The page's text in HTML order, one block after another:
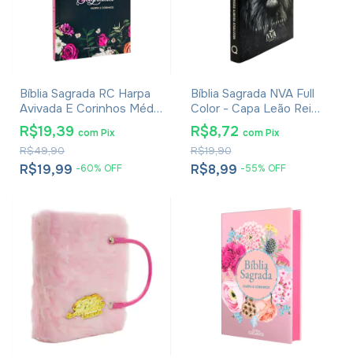
Bíblia Sagrada RC Harpa
Avivada E Corinhos Média
Capa Dura Floral Pink
R$19,99 -60% OFF
R$49,90
R$19,39 comPix
Bíblia Sagrada NVA Full
Color - Capa Leão Rei
Dos Reis
R$8,99 -55% OFF
R$19,90
R$8,72 com Pix